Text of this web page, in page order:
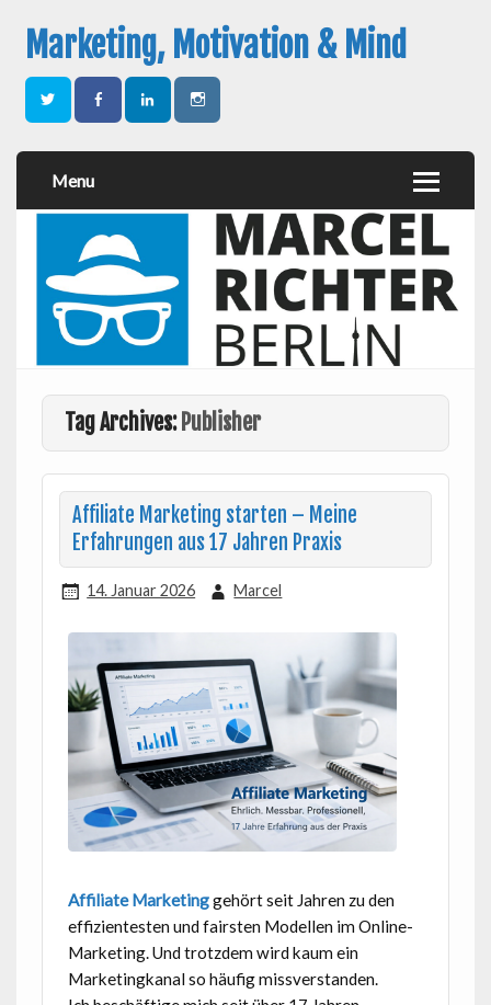
Marketing, Motivation & Mind
Menu
Tag Archives: Publisher
Affiliate Marketing starten – Meine
Erfahrungen aus 17 Jahren Praxis
14. Januar 2026 Marcel
Affiliate Marketinggehört seit Jahren zu den
effizientesten und fairsten Modellen im Online-
Marketing. Und trotzdem wird kaum ein
Marketingkanal so häufig missverstanden.